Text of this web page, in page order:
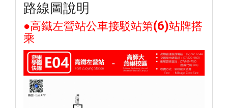
路線圖說明
●高鐵左營站公車接駁站第(6)站牌搭
乘